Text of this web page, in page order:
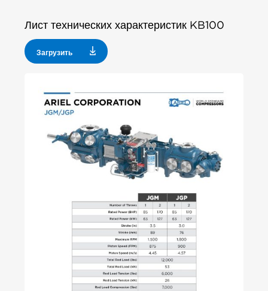
Лист технических характеристик KB100
Загрузить